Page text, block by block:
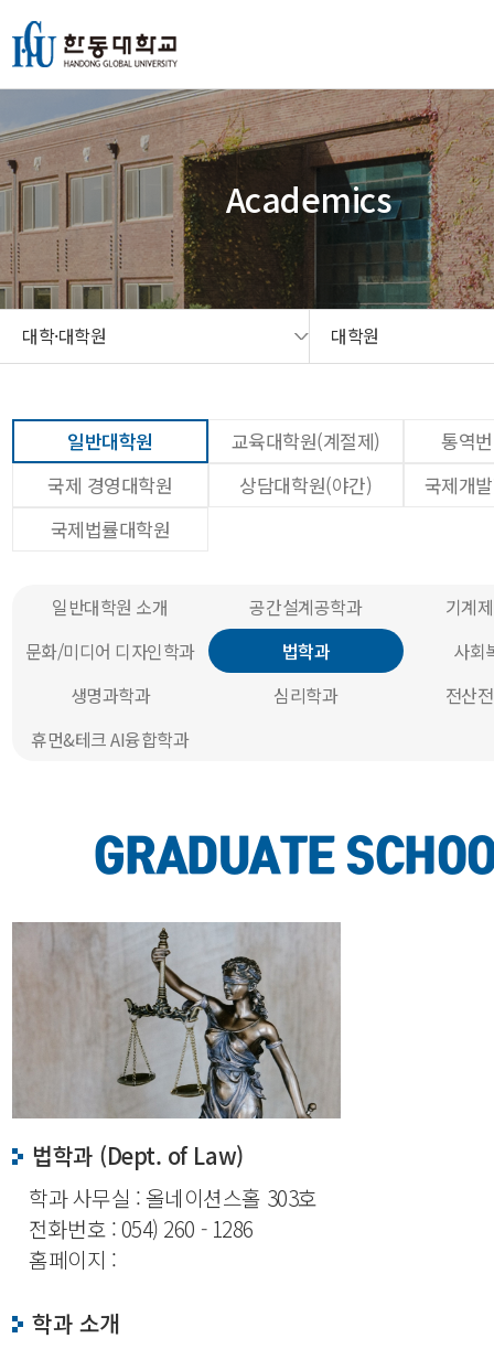
Academics
대학·대학원 대학원
일반대학원 교육대학원(계절제)
통역
국제 경영대학원
상담대학원(야간)
국제개
국제법률대학원
일반대학원 소개 공간설계공학과
기계
문화/미디어 디자인학과
법학과
사회
생명과학과
심리학과
전산
휴먼&테크 AI융합학과
GRADUATE
법학과 (Dept. of Law)
학과 사무실 : 올네이션스홀 303호
전화번호 : 054) 260 - 1286
홈페이지 :
학과 소개